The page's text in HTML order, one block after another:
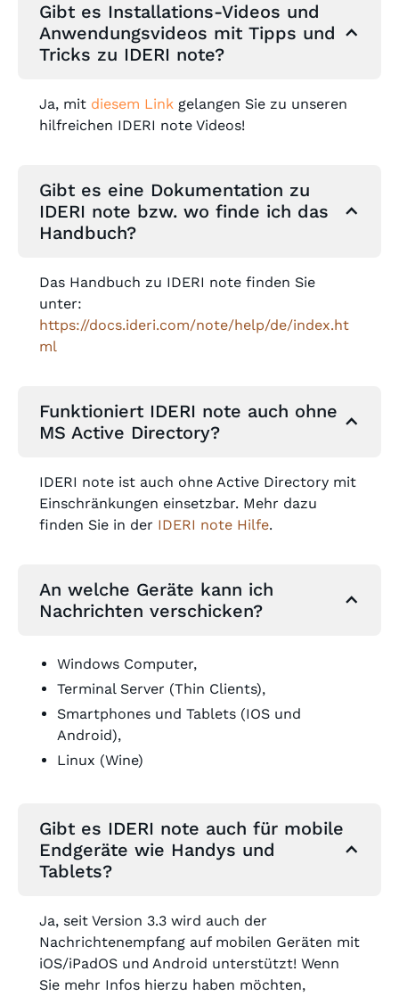
Gibt es Installations-Videos und
Anwendungsvideos mit Tipps und
Tricks zu IDERI note?
Ja, mit diesem Linkgelangen Sie zu unseren
hilfreichen IDERI note Videos!
Gibt es eine Dokumentation zu
IDERI note bzw. wo finde ich das
Handbuch?
Das Handbuch zu IDERI note finden Sie
unter:
https://docs.ideri.com/note/help/de/index.ht
ml
Funktioniert IDERI note auch ohne
MS Active Directory?
IDERI note ist auch ohne Active Directory mit
Einschränkungen einsetzbar. Mehr dazu
finden Sie in der IDERI note Hilfe.
An welche Geräte kann ich
Nachrichten verschicken?
Windows Computer,
Terminal Server (Thin Clients),
Smartphones und Tablets (IOS und
Android),
Linux (Wine)
Gibt es IDERI note auch für mobile
Endgeräte wie Handys und
Tablets?
Ja, seit Version 3.3 wird auch der
Nachrichtenempfang auf mobilen Geräten mit
iOS/iPadOS und Android unterstützt! Wenn
Sie mehr Infos hierzu haben möchten,